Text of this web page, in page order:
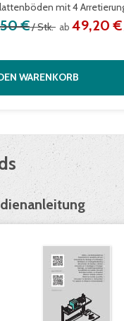
mit 4
€/ Stk. ab 49,20 €
WARENKORB